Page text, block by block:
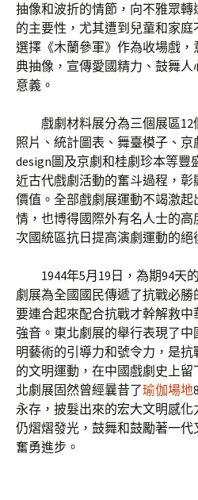
抽像和波折的情節，向不雅眾
的主要性，尤其遭到兒童和家
選擇《木蘭參軍》作為收場戲
典抽像，宣傳愛國精力、鼓舞
意義。
戲劇材料展分為三個展區12
照片、統計圖表、舞臺模子、
design圖及京劇和桂劇珍本等豐
近古代戲劇活動的奮斗過程，
價值。全部戲劇展運動不竭激
情，也博得國際外有名人士的
次國統區抗日提高演劇運動的絕
1944年5月19日，為期94天
劇展為全國國民傳遞了抗戰必
要連合起來配合抗戰才幹解救
強音。東北劇展的舉行表現了
明藝術的引導力和號令力，是
的文明運動，在中國戲劇史上
北劇展固然曾經曩昔了瑜伽場地
永存，披髮出來的宏大文明感
仍熠熠發光，鼓舞和鼓勵著一代
奮勇進步。